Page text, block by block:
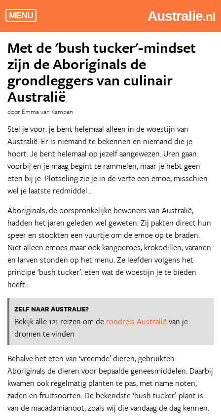
MENU Australie.nl
Met de 'bush tucker'-mindset
zijn de Aboriginals de
grondleggers van culinair
Australië
door Emma van Kampen
Stel je voor: je bent helemaal alleen in de woestijn van
Australië. Er is niemand te bekennen en niemand die je
hoort. Je bent helemaal op jezelf aangewezen. Uren gaan
voorbij en je maag begint te rammelen, maar je hebt geen
eten bij je. Plotseling zie je in de verte een emoe, misschien
wel je laatste redmiddel...
Aboriginals, de oorspronkelijke bewoners van Australië,
hadden het jaren geleden wel geweten. Zij pakten direct hun
speer en stookten een vuurtje om de emoe op te braden.
Niet alleen emoes maar ook kangoeroes, krokodillen, varanen
en larven stonden op het menu. Ze leefden volgens het
principe ‘bush tucker’: eten wat de woestijn je te bieden
heeft.
ZELF NAAR AUSTRALIE?
Bekijk alle 121 reizen om de rondreis Australiëvan je
dromen te vinden
Behalve het eten van ‘vreemde’ dieren, gebruikten
Aboriginals de dieren voor bepaalde geneesmiddelen. Daarbij
kwamen ook regelmatig planten te pas, met name noten,
zaden en fruitsoorten. De bekendste ‘bush tucker’-plant is
van de macadamianoot, zoals wij die vandaag de dag kennen.